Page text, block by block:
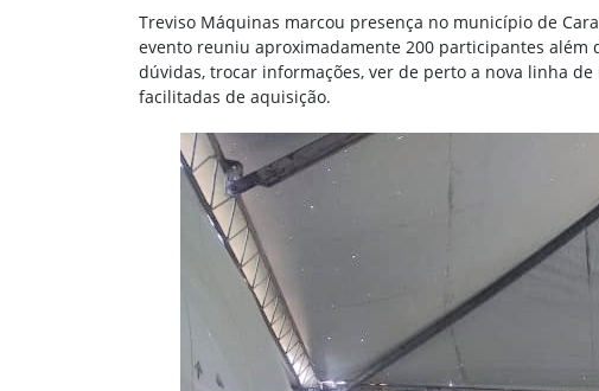
Treviso Máquinas marcou presença no município de
evento reuniu aproximadamente 200 participantes além
dúvidas, trocar informações, ver de perto a nova linha
facilitadas de aquisição.